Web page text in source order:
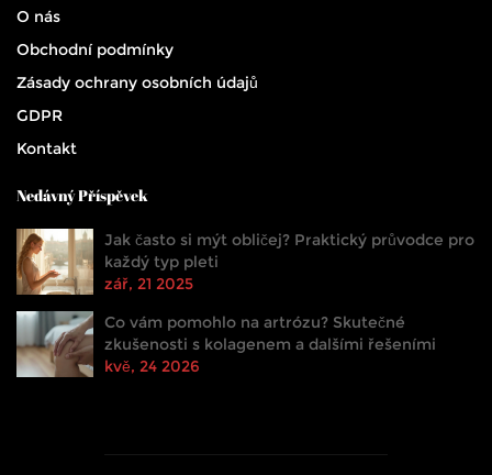
O nás
Obchodní podmínky
Zásady ochrany osobních údajů
GDPR
Kontakt
Nedávný Příspěvek
Jak často si mýt obličej? Praktický průvodce pro
každý typ pleti
zář, 21 2025
Co vám pomohlo na artrózu? Skutečné
zkušenosti s kolagenem a dalšími řešeními
kvě, 24 2026